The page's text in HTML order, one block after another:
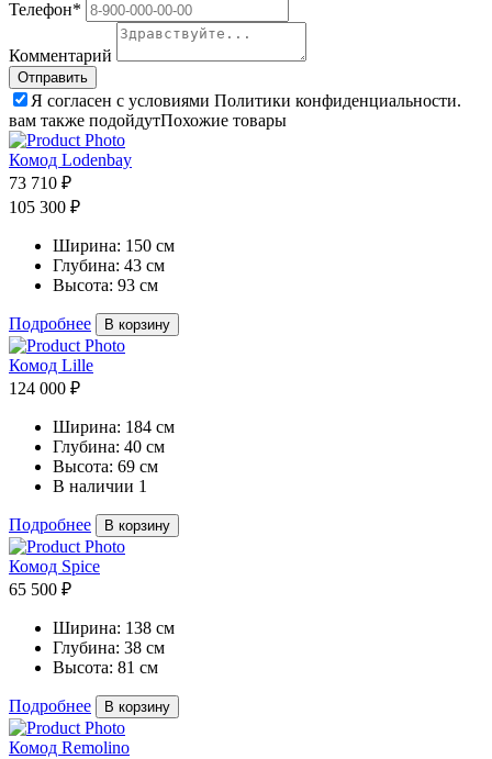
Телефон*
Комментарий
Я согласен с условиями Политики конфиденциальности.
вам также подойдутПохожие товары
Комод Lodenbay
73 710 ₽
105 300 ₽
Ширина: 150 см
Глубина: 43 см
Высота: 93 см
Подробнее В корзину
Комод Lille
124 000 ₽
Ширина: 184 см
Глубина: 40 см
Высота: 69 см
В наличии 1
Подробнее В корзину
Комод Spice
65 500 ₽
Ширина: 138 см
Глубина: 38 см
Высота: 81 см
Подробнее В корзину
Комод Remolino